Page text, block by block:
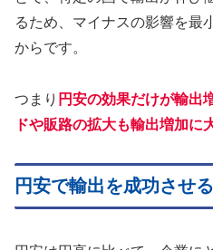
るため、マイナスの影響を最
からです。
つまり 円安の効果だけが輸出
ドや販路の拡大も輸出増加に
円安で輸出を成功させ